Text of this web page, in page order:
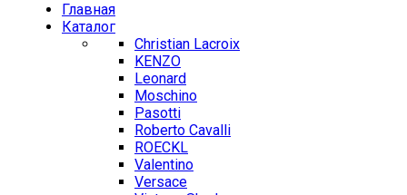
Главная
Каталог
Christian Lacroix
KENZO
Leonard
Moschino
Pasotti
Roberto Cavalli
ROECKL
Valentino
Versace